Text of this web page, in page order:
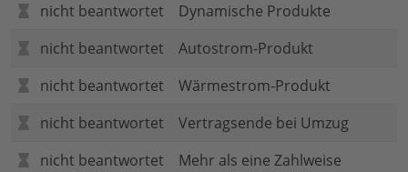
nicht beantwortet
Dynamische Produkte
nicht beantwortet
Autostrom-Produkt
nicht beantwortet
Wärmestrom-Produkt
nicht beantwortet
Vertragsende bei Umzug
nicht beantwortet
Mehr als eine Zahlweise